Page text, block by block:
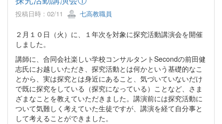
投稿日時 : 02/11 七高教職員
２月１０日（火）に、１年次を対象に探究活動講演会を開催
しました。
講師に、合同会社楽しい学校コンサルタントSecondの前田健
志氏にお越しいただき、探究活動とは何かという基礎的なこ
とから、実は探究とは身近にあること、気づいていないだけ
で既に探究をしている（探究になっている）ことなど、さま
ざまなことを教えていただきました。講演前には探究活動に
ついて気難しく考えていた生徒ですが、講演を経て自分事と
して考えることができました。